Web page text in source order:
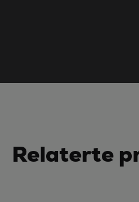
Relaterte